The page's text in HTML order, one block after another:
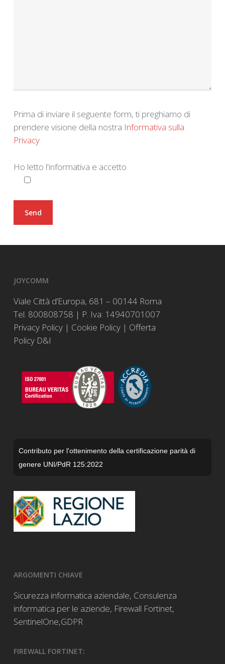
Prima di inviare il seguente form, ti preghiamo di
prendere visione della nostra Informativa sulla
Privacy
Ho letto l'informativa e accetto
JOYCOMM
Viale Città d’Europa, 681 – 00144 Roma
Tel. 800808758 | P. Iva: 14940701007
Privacy Policy| Cookie Policy| Offerta
Policy D&I
Contributo per l'ottenimento della certificazione parità di
genere UNI/PdR 125:2022
ARGOMENTI CHIAVE
Sicurezza informatica aziendale, Consulenza
informatica per le aziende, Firewall Fortinet,
SentinelOne,GDPR
FIREWALL FORTINET: